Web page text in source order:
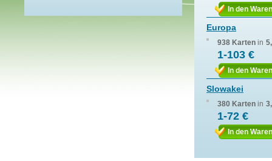
In den
Europa
938 Karten in
1-103 €
In den
Slowakei
380 Karten in
1-72 €
In den